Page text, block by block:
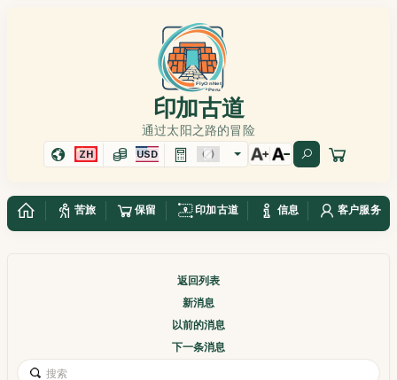
印加古道
通过太阳之路的冒险
ZH USD
苦旅 保留 印加古道 信息 客户服务
返回列表
新消息
以前的消息
下一条消息